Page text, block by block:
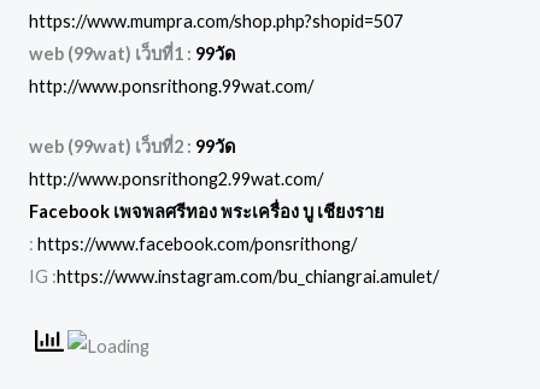
https://www.mumpra.com/shop.php?shopid=507
web (99wat) เว็บที่1 : 99วัด
http://www.ponsrithong.99wat.com/
web (99wat) เว็บที่2 : 99วัด
http://www.ponsrithong2.99wat.com/
Facebook เพจพลศรีทอง พระเครื่อง บู เชียงราย
: https://www.facebook.com/ponsrithong/
IG :https://www.instagram.com/bu_chiangrai.amulet/